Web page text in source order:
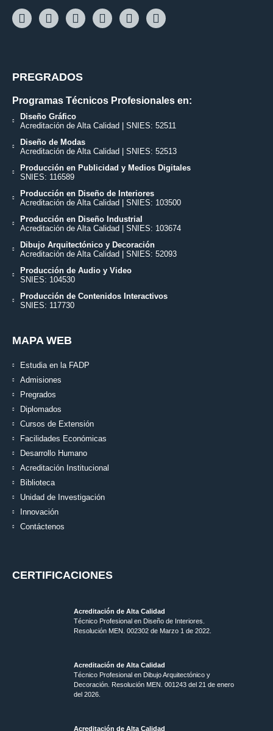
PREGRADOS
Programas Técnicos Profesionales en:
Diseño Gráfico
Acreditación de Alta Calidad | SNIES: 52511
Diseño de Modas
Acreditación de Alta Calidad | SNIES: 52513
Producción en Publicidad y Medios Digitales
SNIES: 116589
Producción en Diseño de Interiores
Acreditación de Alta Calidad | SNIES: 103500
Producción en Diseño Industrial
Acreditación de Alta Calidad | SNIES: 103674
Dibujo Arquitectónico y Decoración
Acreditación de Alta Calidad | SNIES: 52093
Producción de Audio y Video
SNIES: 104530
Producción de Contenidos Interactivos
SNIES: 117730
MAPA WEB
Estudia en la FADP
Admisiones
Pregrados
Diplomados
Cursos de Extensión
Facilidades Económicas
Desarrollo Humano
Acreditación Institucional
Biblioteca
Unidad de Investigación
Innovación
Contáctenos
CERTIFICACIONES
Acreditación de Alta Calidad
Técnico Profesional en Diseño de Interiores.
Resolución MEN. 002302 de Marzo 1 de 2022.
Acreditación de Alta Calidad
Técnico Profesional en Dibujo Arquitectónico y
Decoración. Resolución MEN. 001243 del 21 de enero
del 2026.
Acreditación de Alta Calidad